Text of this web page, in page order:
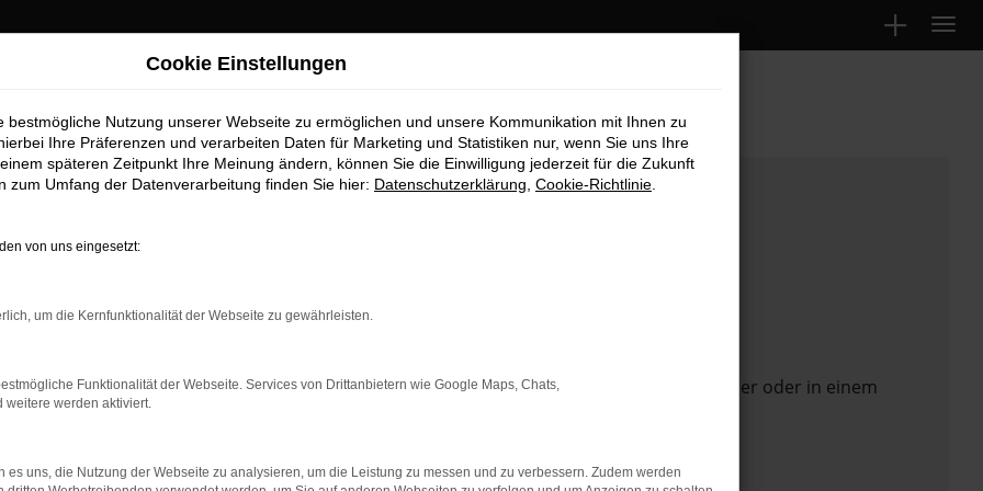
das Laden bestimmter Seiten verhindern. Funktioniert die Seite in einem anderen Browser oder in einem
zu beheben.
Cookie Einstellungen
bestmögliche Nutzung unserer Webseite zu ermöglichen und unsere Kommunikation mit Ihnen zu
Ihre Präferenzen und verarbeiten Daten für Marketing und Statistiken nur, wenn Sie uns Ihre
späteren Zeitpunkt Ihre Meinung ändern, können Sie die Einwilligung jederzeit für die Zukunft
zum Umfang der Datenverarbeitung finden Sie hier: Datenschutzerklärung Cookie-Richtlinie
von uns eingesetzt:
um die Kernfunktionalität der Webseite zu gewährleisten.
Funktionalität der Webseite. Services von Drittanbietern wie Google Maps, Chats,
weitere werden aktiviert.
es uns, die Nutzung der Webseite zu analysieren, um die Leistung zu messen und zu verbessern. Zudem werden